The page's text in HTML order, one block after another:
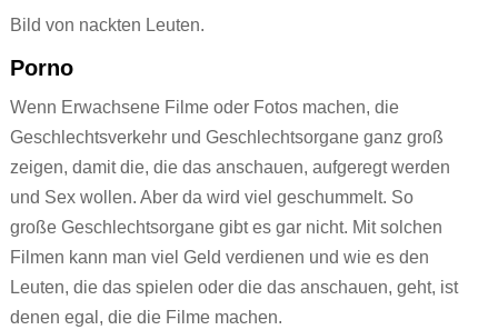
Bild von nackten Leuten.
Porno
Wenn Erwachsene Filme oder Fotos machen, die
Geschlechtsverkehr und Geschlechtsorgane ganz groß
zeigen, damit die, die das anschauen, aufgeregt werden
und Sex wollen. Aber da wird viel geschummelt. So
große Geschlechtsorgane gibt es gar nicht. Mit solchen
Filmen kann man viel Geld verdienen und wie es den
Leuten, die das spielen oder die das anschauen, geht, ist
denen egal, die die Filme machen.